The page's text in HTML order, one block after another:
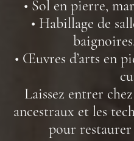
• Sol en pierre,
• Habillage de
• Œuvres d’arts en
Laissez entrer
ancestraux et les
pour